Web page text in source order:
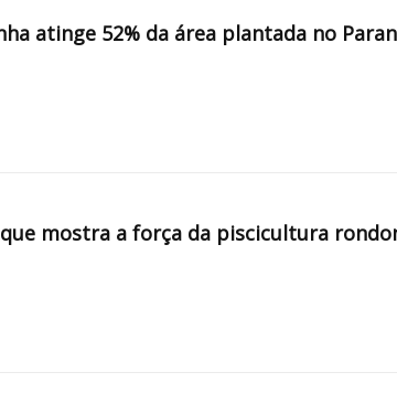
atinge 52% da área plantada no
mostra a força da piscicultura